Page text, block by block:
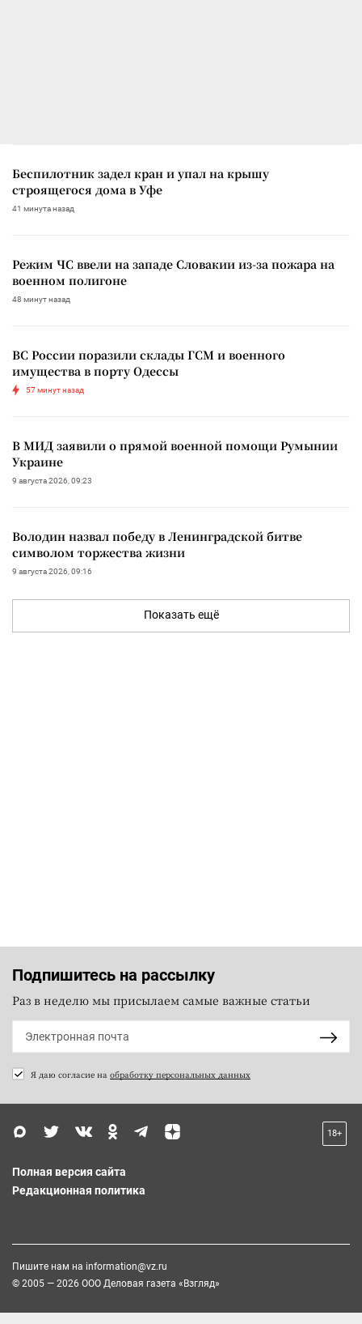
Беспилотник задел кран и упал на крышу
строящегося дома в Уфе
41 минута назад
Режим ЧС ввели на западе Словакии из-за пожара на
военном полигоне
48 минут назад
ВС России поразили склады ГСМ и военного
имущества в порту Одессы
57 минут назад
В МИД заявили о прямой военной помощи Румынии
Украине
9 августа 2026, 09:23
Володин назвал победу в Ленинградской битве
символом торжества жизни
9 августа 2026, 09:16
Показать ещё
Подпишитесь на рассылку
Раз в неделю мы присылаем самые важные статьи
Я даю согласие на обработку персональных данных
18+
Полная версия сайта
Редакционная политика
Пишите нам на information@vz.ru
© 2005 — 2026 ООО Деловая газета «Взгляд»